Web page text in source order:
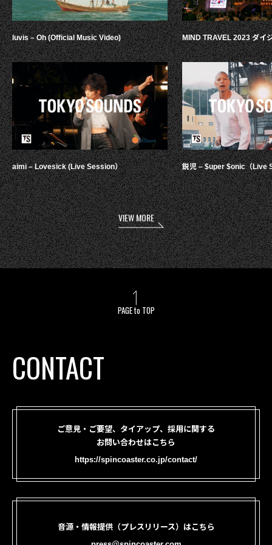
luvis – Oh (Official Music Video)
aimi – Lovesick (Live Session）
MIND TRAVEL 2023 ダイ
鋭児 – $uper $onic（Live
VIEW MORE
PAGE to TOP
CONTACT
ご意見・ご要望、タイアップ、採用に関する
お問い合わせはこちら
https://spincoaster.co.jp/contact/
音源・情報提供（プレスリリース）はこちら